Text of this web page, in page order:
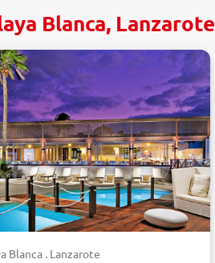
Blanca, Lanzarote
Blanca . Lanzarote